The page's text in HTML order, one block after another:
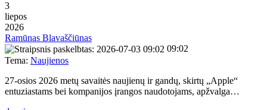
3
liepos
2026
Ramūnas Blavaščiūnas
09:02
Tema: Naujienos
27-osios 2026 metų savaitės naujienų ir gandų, skirtų „Apple“
entuziastams bei kompanijos įrangos naudotojams, apžvalga…